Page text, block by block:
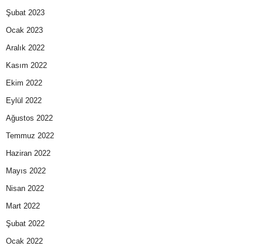
Şubat 2023
Ocak 2023
Aralık 2022
Kasım 2022
Ekim 2022
Eylül 2022
Ağustos 2022
Temmuz 2022
Haziran 2022
Mayıs 2022
Nisan 2022
Mart 2022
Şubat 2022
Ocak 2022